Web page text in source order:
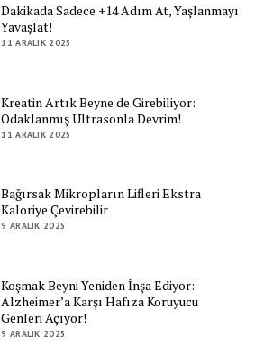
Dakikada Sadece +14 Adım At, Yaşlanmayı
Yavaşlat!
11 ARALIK 2025
Kreatin Artık Beyne de Girebiliyor:
Odaklanmış Ultrasonla Devrim!
11 ARALIK 2025
Bağırsak Mikropların Lifleri Ekstra
Kaloriye Çevirebilir
9 ARALIK 2025
Koşmak Beyni Yeniden İnşa Ediyor:
Alzheimer’a Karşı Hafıza Koruyucu
Genleri Açıyor!
9 ARALIK 2025